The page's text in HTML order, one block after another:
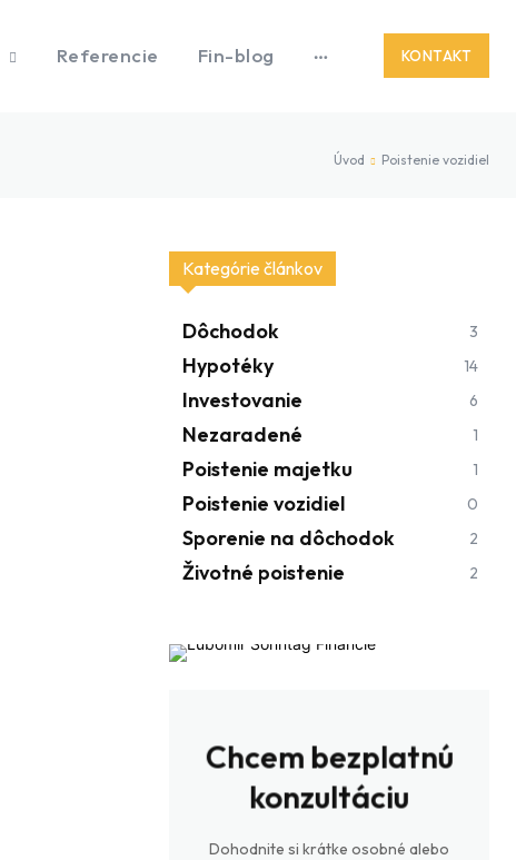
Referencie Fin-blog KONTAKT
Úvod Poistenie vozidiel
Kategórie článkov
Dôchodok 3
Hypotéky 14
Investovanie 6
Nezaradené 1
Poistenie majetku 1
Poistenie vozidiel 0
Sporenie na dôchodok 2
Životné poistenie 2
Chcem bezplatnú
konzultáciu
Dohodnite si krátke osobné alebo